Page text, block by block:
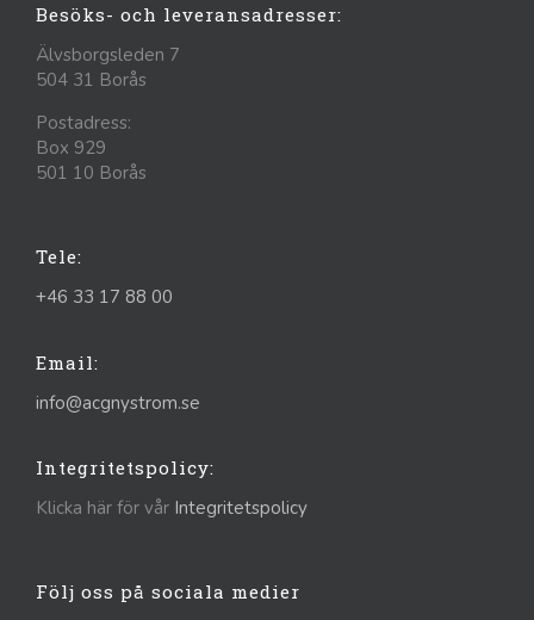
Besöks- och leveransadresser:
Älvsborgsleden 7
504 31 Borås
Postadress:
Box 929
501 10 Borås
Tele:
+46 33 17 88 00
Email:
info@acgnystrom.se
Integritetspolicy:
Klicka här för vår Integritetspolicy
Följ oss på sociala medier